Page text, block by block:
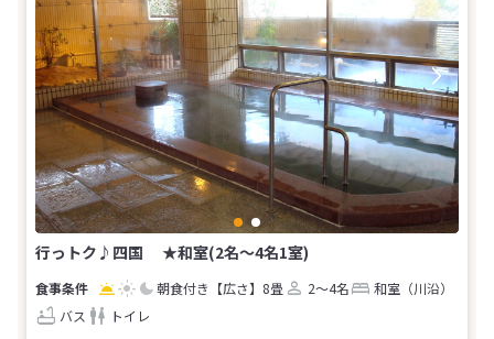
行っトク♪四国 ★和室(2名～4名1室)
朝食付き 【広さ】8畳 2～4名
和室（川沿）
バス
トイレ